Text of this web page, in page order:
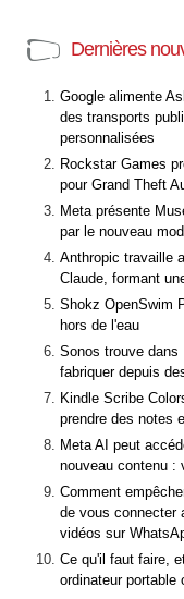
Dernières
Google alimente
des transports
personnalisées
Rockstar Games
pour Grand Theft
Meta présente
par le nouveau
Anthropic travaille
Claude, formant
Shokz OpenSwim
hors de l'eau
Sonos trouve dans
fabriquer depuis
Kindle Scribe
prendre des notes
Meta AI peut
nouveau contenu :
Comment
de vous connecter
vidéos sur
Ce qu'il faut faire,
ordinateur portable